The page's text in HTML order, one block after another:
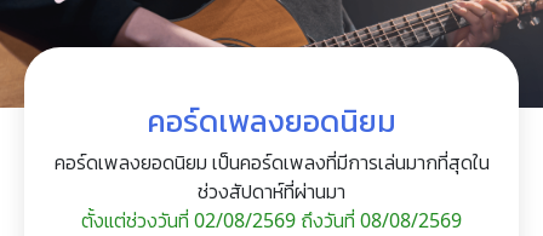
คอร์ดเพลงยอดนิยม
คอร์ดเพลงยอดนิยม เป็นคอร์ดเพลงที่มีการเล่นมากที่สุดใน
ช่วงสัปดาห์ที่ผ่านมา
ตั้งแต่ช่วงวันที่ 02/08/2569 ถึงวันที่ 08/08/2569